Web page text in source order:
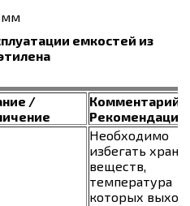
мм
емкостей из
/
Комментарий /
Рекомендации
Необходимо
избегать
веществ,
температура
которых